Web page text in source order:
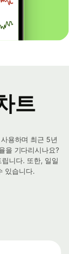
트
용하며 최근 5년
을 기다리시나요?
니다. 또한, 일일
있습니다.